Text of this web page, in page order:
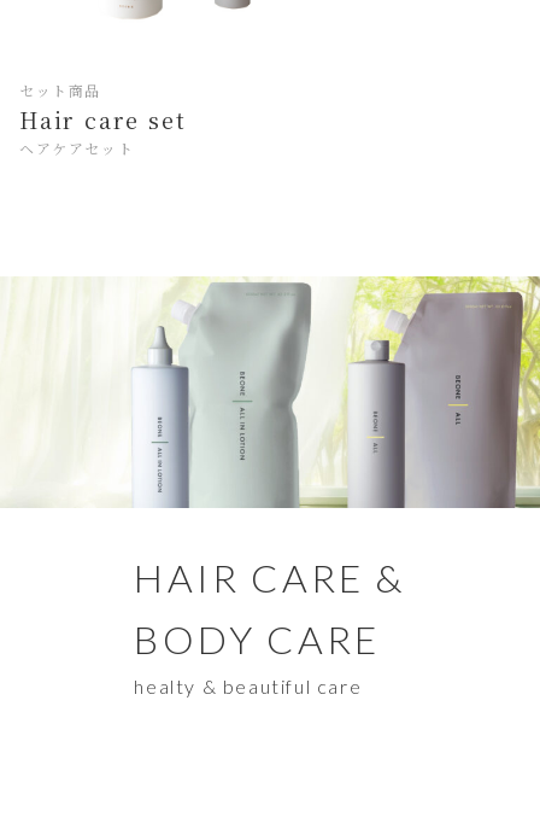
セット商品
Hair care set
ヘアケアセット
HAIR CARE &
BODY CARE
healty & beautiful care